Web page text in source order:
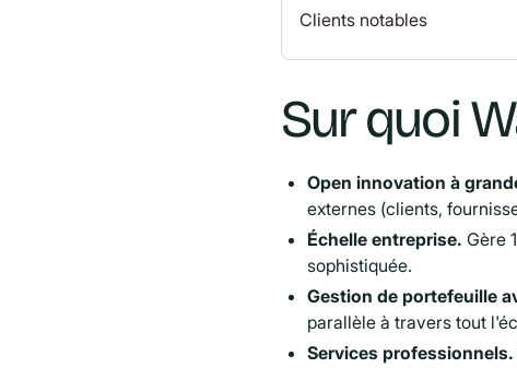
Clients notables
Sur quoi
Open innovation à
externes (clients,
Échelle entreprise. Gère
sophistiquée.
Gestion de portefeuille
parallèle à travers tout
Services professionnels.